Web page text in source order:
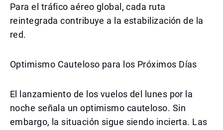
Para el tráfico aéreo global, cada ruta
reintegrada contribuye a la estabilización de la
red.
Optimismo Cauteloso para los Próximos Días
El lanzamiento de los vuelos del lunes por la
noche señala un optimismo cauteloso. Sin
embargo, la situación sigue siendo incierta. Las